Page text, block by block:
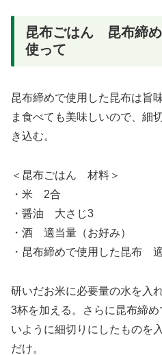
昆布ごはん 昆布締
使って
昆布締めで使用した昆布は旨
ま食べても美味しいので、細
き込む。
＜昆布ごはん 材料＞
・米 2合
・醤油 大さじ3
・酒 適当量（お好み）
・昆布締めで使用した昆布
研いだお米に必要量の水を入
3杯を加える。さらに昆布締
いように細切りにしたものを
だけ。